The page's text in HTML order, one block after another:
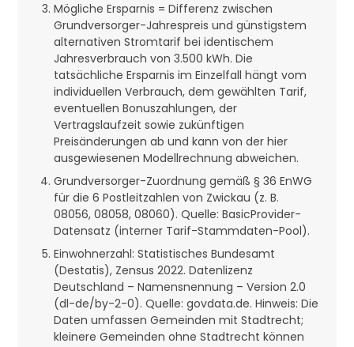
Mögliche Ersparnis = Differenz zwischen
Grundversorger-Jahrespreis und günstigstem
alternativen Stromtarif bei identischem
Jahresverbrauch von 3.500 kWh. Die
tatsächliche Ersparnis im Einzelfall hängt vom
individuellen Verbrauch, dem gewählten Tarif,
eventuellen Bonuszahlungen, der
Vertragslaufzeit sowie zukünftigen
Preisänderungen ab und kann von der hier
ausgewiesenen Modellrechnung abweichen.
Grundversorger-Zuordnung gemäß § 36 EnWG
für die 6 Postleitzahlen von Zwickau (z. B.
08056, 08058, 08060). Quelle: BasicProvider-
Datensatz (interner Tarif-Stammdaten-Pool).
Einwohnerzahl: Statistisches Bundesamt
(Destatis), Zensus 2022. Datenlizenz
Deutschland – Namensnennung – Version 2.0
(dl-de/by-2-0). Quelle: govdata.de. Hinweis: Die
Daten umfassen Gemeinden mit Stadtrecht;
kleinere Gemeinden ohne Stadtrecht können